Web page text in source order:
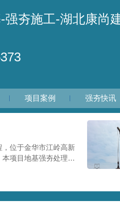
夯施工-湖北康尚
项目案例 强夯快讯
位于金华市江岭高新
项目地基强夯处理总
、孔隙较大、地基承